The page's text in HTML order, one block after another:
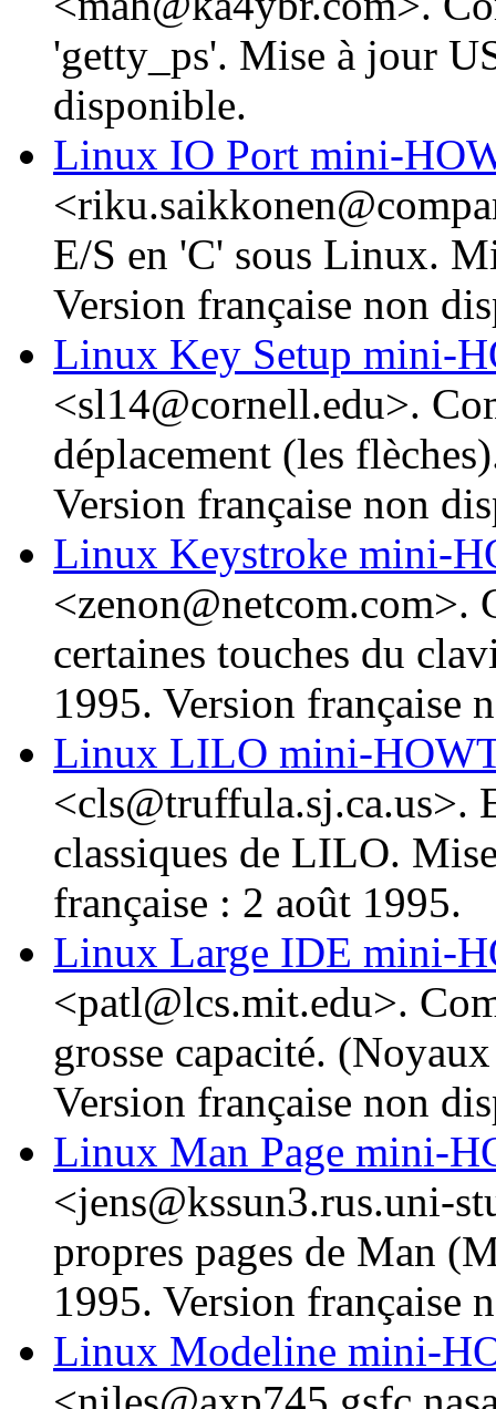
'getty_ps'. Mise à jour
disponible.
Linux IO Port mini-
E/S en 'C' sous Linux.
Version française non
Linux Key Setup mini-
<sl14@cornell.edu>.
déplacement (les
Version française non
Linux Keystroke mini-
<zenon@netcom.com>.
certaines touches du
1995. Version française
Linux LILO mini-
<cls@truffula.sj.ca.us>.
classiques de LILO.
française : 2 août 1995.
Linux Large IDE mini-
<patl@lcs.mit.edu>.
grosse capacité.
Version française non
Linux Man Page mini-
<jens@kssun3.rus.uni-
propres pages de Man
1995. Version française
Linux Modeline mini-